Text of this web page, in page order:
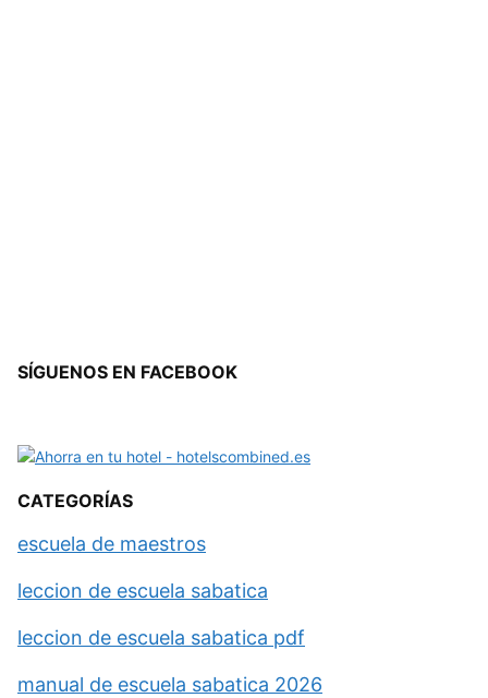
SÍGUENOS EN FACEBOOK
CATEGORÍAS
escuela de maestros
leccion de escuela sabatica
leccion de escuela sabatica pdf
manual de escuela sabatica 2026